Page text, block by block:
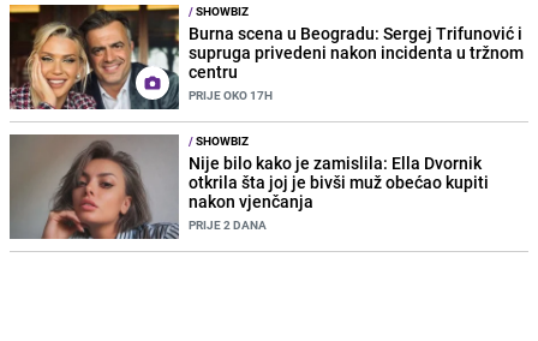
/SHOWBIZ
Burna scena u Beogradu: Sergej Trifunović i
supruga privedeni nakon incidenta u tržnom
centru
PRIJE OKO 17H
/SHOWBIZ
Nije bilo kako je zamislila: Ella Dvornik
otkrila šta joj je bivši muž obećao kupiti
nakon vjenčanja
PRIJE 2 DANA